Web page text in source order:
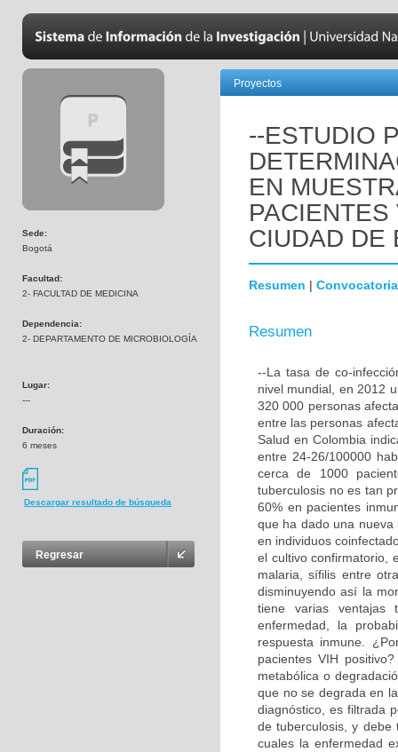
Sede:
Bogotá
Facultad:
2- FACULTAD DE MEDICINA
Dependencia:
2- DEPARTAMENTO DE MICROBIOLOGÍA
Lugar:
---
Duración:
6 meses
Descargar resultado de búsqueda
Regresar
Proyectos
--ESTUDIO
EN
CIUDAD DE
Resumen | Convocatoria
Resumen
--La tasa de co-
nivel mundial, en 2012
320 000 personas
entre las personas
Salud en Colombia
entre 24-26/100000
cerca de 1000
tuberculosis no es tan
60% en pacientes
que ha dado una
en individuos
el cultivo confirmatorio,
malaria, sífilis entre
disminuyendo así la
tiene varias ventajas
enfermedad, la
respuesta inmune.
pacientes VIH
metabólica o
que no se degrada en
diagnóstico, es filtrada
de tuberculosis, y debe
cuales la enfermedad